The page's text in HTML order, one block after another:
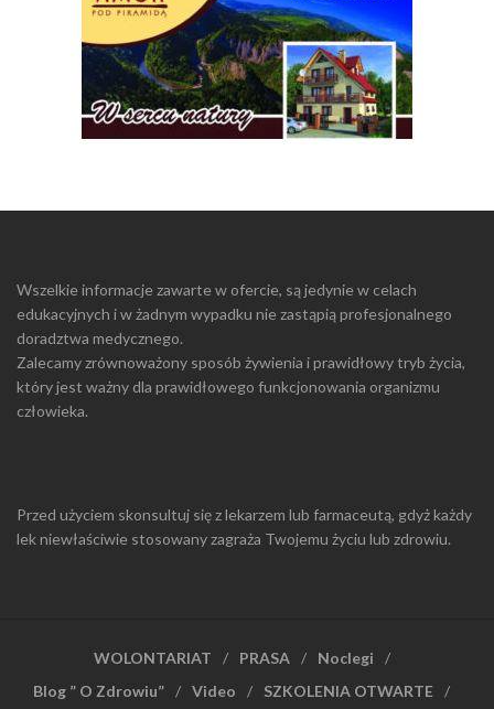
Wszelkie informacje zawarte w ofercie, są jedynie w celach
edukacyjnych i w żadnym wypadku nie zastąpią profesjonalnego
doradztwa medycznego.
Zalecamy zrównoważony sposób żywienia i prawidłowy tryb życia,
który jest ważny dla prawidłowego funkcjonowania organizmu
człowieka.
Przed użyciem skonsultuj się z lekarzem lub farmaceutą, gdyż każdy
lek niewłaściwie stosowany zagraża Twojemu życiu lub zdrowiu.
WOLONTARIAT PRASA
Noclegi
Blog ” O Zdrowiu”
Video SZKOLENIA OTWARTE